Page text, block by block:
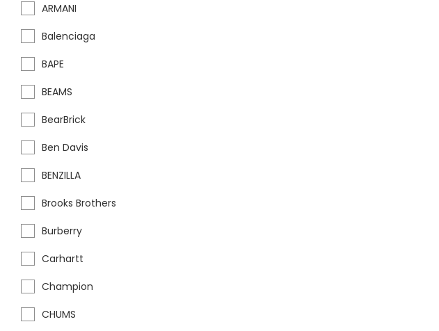
ARMANI
Balenciaga
BAPE
BEAMS
BearBrick
Ben Davis
BENZILLA
Brooks Brothers
Burberry
Carhartt
Champion
CHUMS